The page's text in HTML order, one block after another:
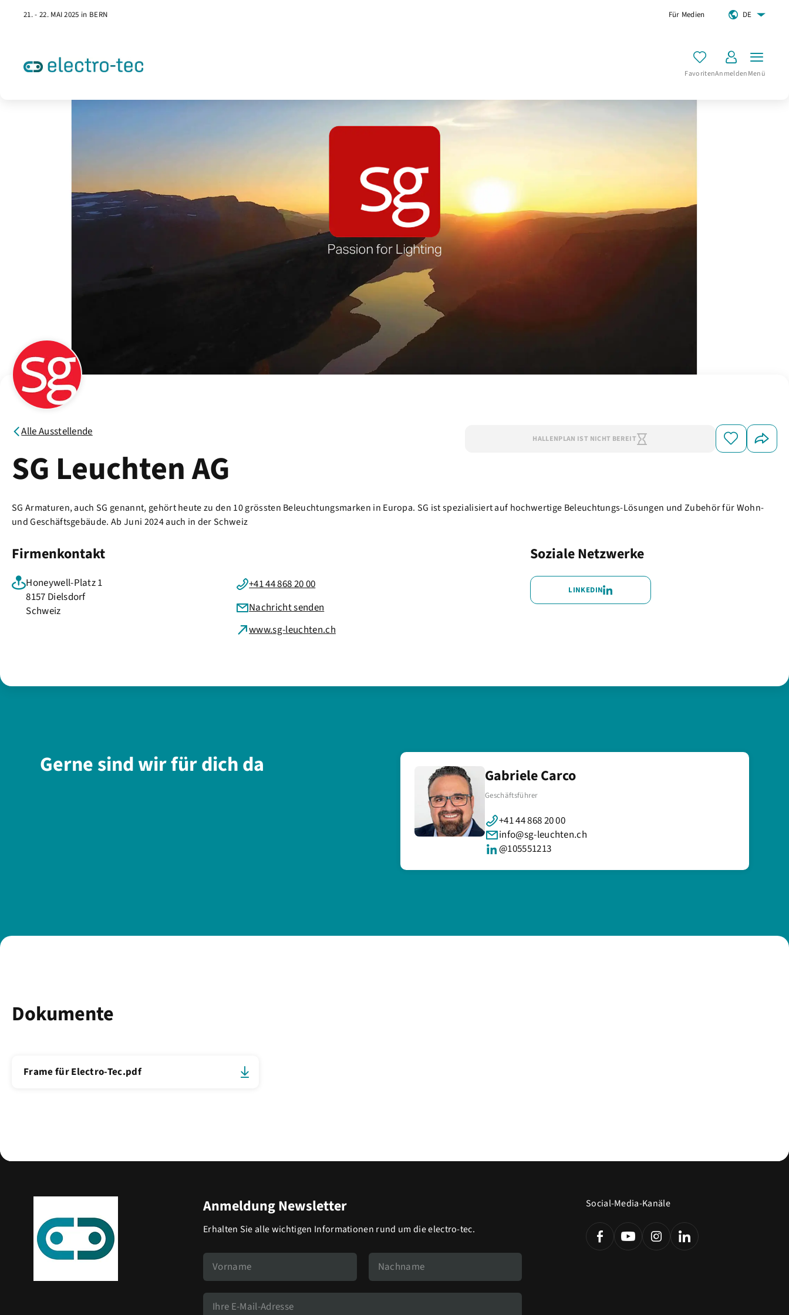
21. - 22. MAI 2025 in BERN Für Medien DE
FavoritenAnmeldenMenü
Alle Ausstellende
SG Leuchten AG
HALLENPLAN IST NICHT BEREIT
SG Armaturen, auch SG genannt, gehört heute zu den 10 grössten Beleuchtungsmarken in Europa. SG ist spezialisiert auf hochwertige Beleuchtungs-Lösungen und Zubehör für Wohn-
und Geschäftsgebäude. Ab Juni 2024 auch in der Schweiz
Firmenkontakt
Honeywell-Platz 1
8157 Dielsdorf
Schweiz
+41 44 868 20 00
Nachricht senden
www.sg-leuchten.ch
Soziale Netzwerke
LINKEDIN
Gerne sind wir für dich da Gabriele Carco
Geschäftsführer
+41 44 868 20 00
info@sg-leuchten.ch
@105551213
Dokumente
Frame für Electro-Tec.pdf
Anmeldung Newsletter
Erhalten Sie alle wichtigen Informationen rund um die electro-tec.
Social-Media-Kanäle